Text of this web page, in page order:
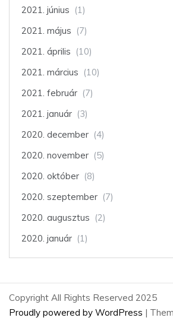
2021. június (1)
2021. május (7)
2021. április (10)
2021. március (10)
2021. február (7)
2021. január (3)
2020. december (4)
2020. november (5)
2020. október (8)
2020. szeptember (7)
2020. augusztus (2)
2020. január (1)
Copyright All Rights Reserved 2025
Proudly powered by WordPress |